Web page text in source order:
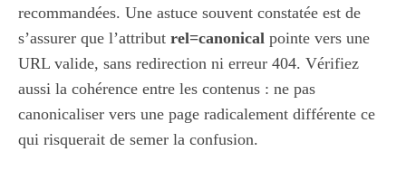
recommandées. Une astuce souvent constatée est de
s’assurer que l’attribut rel=canonical pointe vers une
URL valide, sans redirection ni erreur 404. Vérifiez
aussi la cohérence entre les contenus : ne pas
canonicaliser vers une page radicalement différente ce
qui risquerait de semer la confusion.